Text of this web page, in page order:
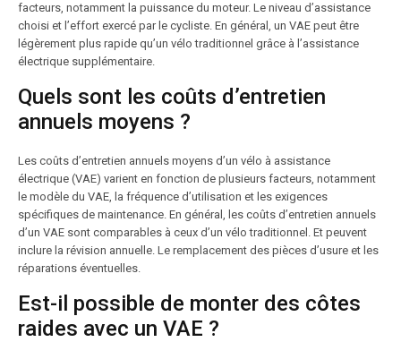
facteurs, notamment la puissance du moteur. Le niveau d’assistance
choisi et l’effort exercé par le cycliste. En général, un VAE peut être
légèrement plus rapide qu’un vélo traditionnel grâce à l’assistance
électrique supplémentaire.
Quels sont les coûts d’entretien
annuels moyens ?
Les coûts d’entretien annuels moyens d’un vélo à assistance
électrique (VAE) varient en fonction de plusieurs facteurs, notamment
le modèle du VAE, la fréquence d’utilisation et les exigences
spécifiques de maintenance. En général, les coûts d’entretien annuels
d’un VAE sont comparables à ceux d’un vélo traditionnel. Et peuvent
inclure la révision annuelle. Le remplacement des pièces d’usure et les
réparations éventuelles.
Est-il possible de monter des côtes
raides avec un VAE ?